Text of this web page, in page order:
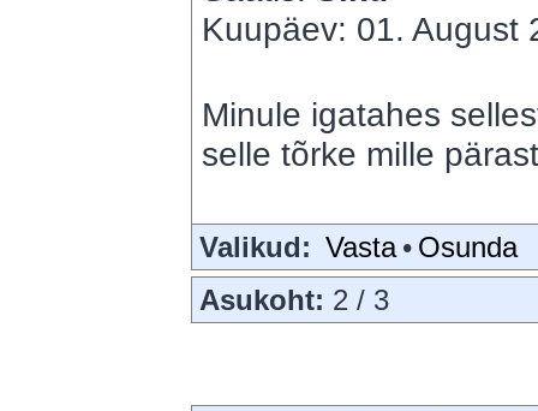
Kuupäev: 01. August
Minule igatahes
selle tõrke mille
Valikud: Vasta • Osunda
Asukoht: 2 / 3